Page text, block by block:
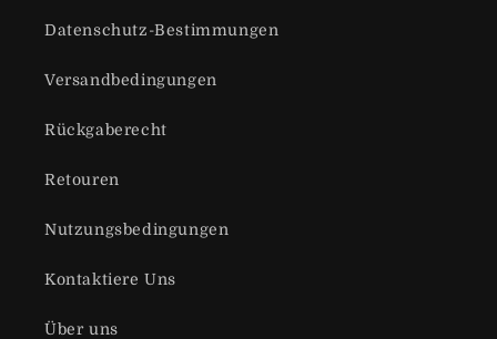
Datenschutz-Bestimmungen
Versandbedingungen
Rückgaberecht
Retouren
Nutzungsbedingungen
Kontaktiere Uns
Über uns